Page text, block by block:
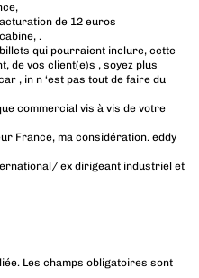
de 12 euros
.
qui pourraient inclure, cette
de vos client(e)s , soyez plus
, in n ‘est pas tout de faire du
commercial vis à vis de votre
France, ma considération. eddy
ex dirigeant industriel et
Les champs obligatoires sont